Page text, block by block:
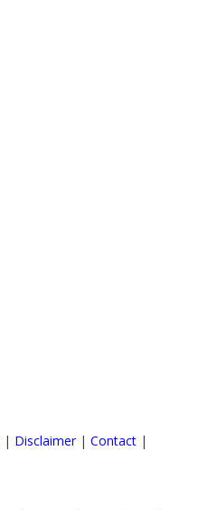
| Disclaimer | Contact |